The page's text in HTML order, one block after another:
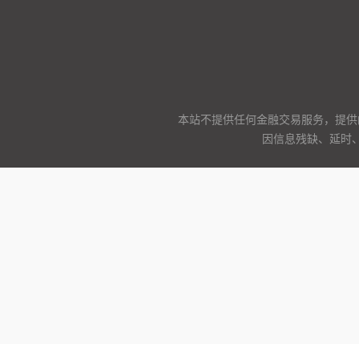
本站不提供任何金融交易服务，提
因信息残缺、延时